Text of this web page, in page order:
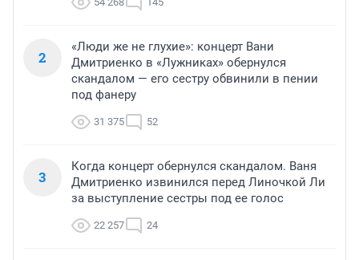
2
«Люди же не глухие»: концерт Вани
Дмитриенко в «Лужниках» обернулся
скандалом — его сестру обвинили в пении
под фанеру
31 375 52
3
Когда концерт обернулся скандалом. Ваня
Дмитриенко извинился перед Линочкой Ли
за выступление сестры под ее голос
22 257 24